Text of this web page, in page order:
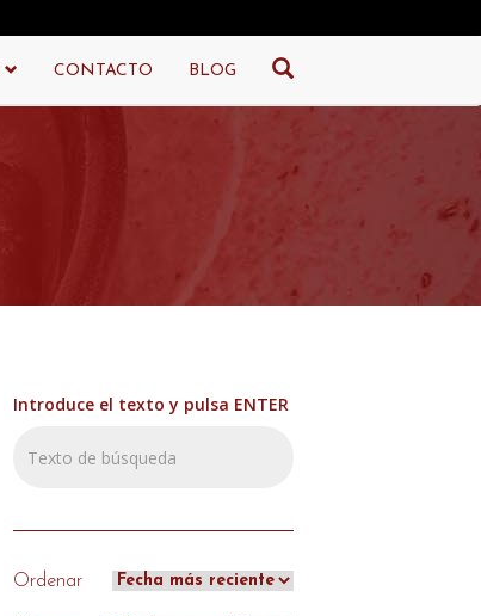
CONTACTO BLOG
Introduce el texto y pulsa ENTER
Ordenar